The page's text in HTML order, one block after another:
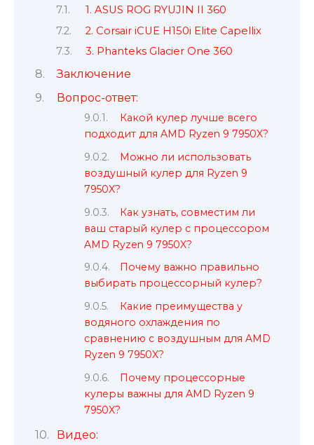
1. ASUS ROG RYUJIN II 360
2. Corsair iCUE H150i Elite Capellix
3. Phanteks Glacier One 360
Заключение
Вопрос-ответ:
Какой кулер лучше всего
подходит для AMD Ryzen 9 7950X?
Можно ли использовать
воздушный кулер для Ryzen 9
7950X?
Как узнать, совместим ли
ваш старый кулер с процессором
AMD Ryzen 9 7950X?
Почему важно правильно
выбирать процессорный кулер?
Какие преимущества у
водяного охлаждения по
сравнению с воздушным для AMD
Ryzen 9 7950X?
Почему процессорные
кулеры важны для AMD Ryzen 9
7950X?
Видео: